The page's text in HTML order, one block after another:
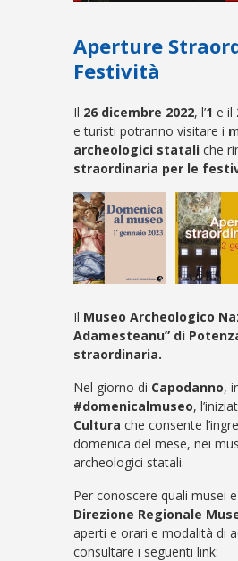
Aperture
Festività
Il 26 dicembre 2022, l’1e il
e turisti potranno visitare i
archeologici statali che
straordinaria per le
Il Museo Archeologico
Adamesteanu” di
straordinaria.
Nel giorno di Capodanno,
#domenicalmuseo,
Cultura che consente
domenica del mese, nei
archeologici statali.
Per conoscere quali musei
Direzione Regionale
aperti e orari e modalità di
consultare i seguenti link: